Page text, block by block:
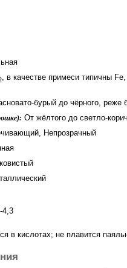
, в качестве примеси типичны
бурый до чёрного,
От жёлтого до светло-
Непрозрачный
4,3
в кислотах; не плавится